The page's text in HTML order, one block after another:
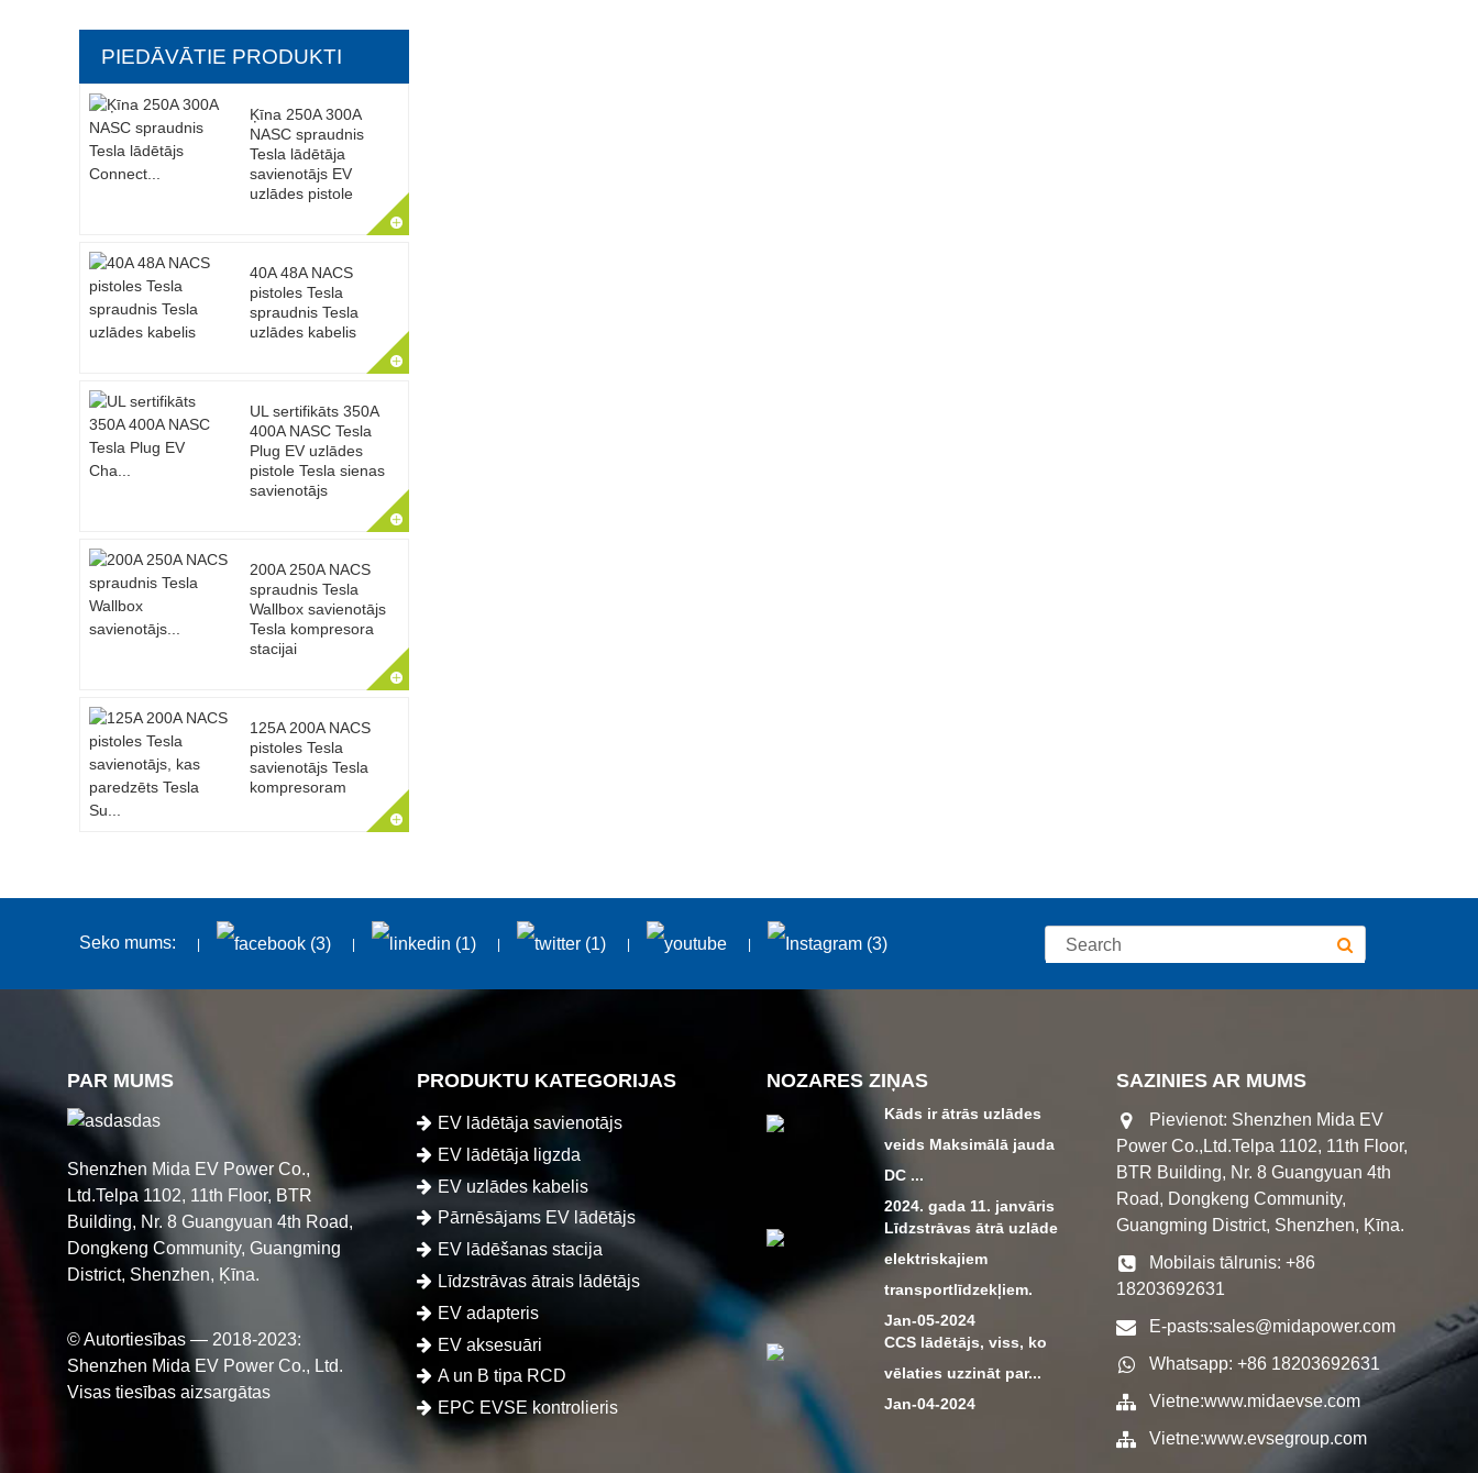
PIEDĀVĀTIE PRODUKTI
Ķīna 250A 300A
NASC spraudnis
Tesla lādētāja
savienotājs EV
uzlādes pistole
40A 48A NACS
pistoles Tesla
spraudnis Tesla
uzlādes kabelis
UL sertifikāts 350A
400A NASC Tesla
Plug EV uzlādes
pistole Tesla sienas
savienotājs
200A 250A NACS
spraudnis Tesla
Wallbox savienotājs
Tesla kompresora
stacijai
125A 200A NACS
pistoles Tesla
savienotājs Tesla
kompresoram
Seko mums:
PAR MUMS
Shenzhen Mida EV Power Co.,
Ltd.Telpa 1102, 11th Floor, BTR
Building, Nr. 8 Guangyuan 4th Road,
Dongkeng Community, Guangming
District, Shenzhen, Ķīna.
© Autortiesības — 2018-2023:
Shenzhen Mida EV Power Co., Ltd.
Visas tiesības aizsargātas
PRODUKTU KATEGORIJAS
EV lādētāja savienotājs
EV lādētāja ligzda
EV uzlādes kabelis
Pārnēsājams EV lādētājs
EV lādēšanas stacija
Līdzstrāvas ātrais lādētājs
EV adapteris
EV aksesuāri
A un B tipa RCD
EPC EVSE kontrolieris
NOZARES ZIŅAS
Kāds ir ātrās uzlādes
veids Maksimālā jauda
DC ...
2024. gada 11. janvāris
Līdzstrāvas ātrā uzlāde
elektriskajiem
transportlīdzekļiem.
Jan-05-2024
CCS lādētājs, viss, ko
vēlaties uzzināt par...
Jan-04-2024
SAZINIES AR MUMS
Pievienot: Shenzhen Mida EV
Power Co.,Ltd.Telpa 1102, 11th Floor,
BTR Building, Nr. 8 Guangyuan 4th
Road, Dongkeng Community,
Guangming District, Shenzhen, Ķīna.
Mobilais tālrunis: +86
18203692631
E-pasts:sales@midapower.com
Whatsapp: +86 18203692631
Vietne:www.midaevse.com
Vietne:www.evsegroup.com